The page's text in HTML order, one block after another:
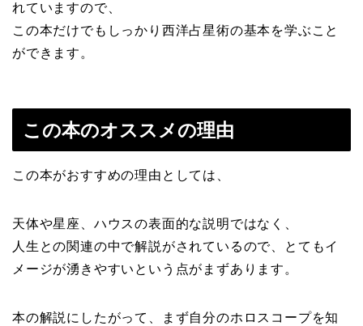
れていますので、
この本だけでもしっかり西洋占星術の基本を学ぶこと
ができます。
この本のオススメの理由
この本がおすすめの理由としては、
天体や星座、ハウスの表面的な説明ではなく、
人生との関連の中で解説がされているので、とてもイ
メージが湧きやすいという点がまずあります。
本の解説にしたがって、まず自分のホロスコープを知